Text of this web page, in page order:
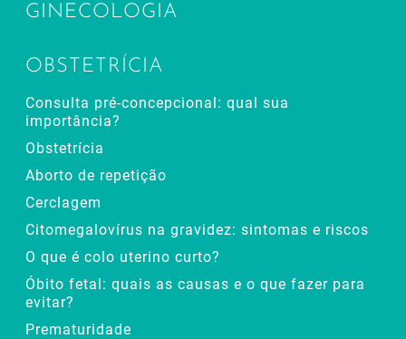
GINECOLOGIA
OBSTETRÍCIA
Consulta pré-concepcional: qual sua
importância?
Obstetrícia
Aborto de repetição
Cerclagem
Citomegalovírus na gravidez: sintomas e riscos
O que é colo uterino curto?
Óbito fetal: quais as causas e o que fazer para
evitar?
Prematuridade